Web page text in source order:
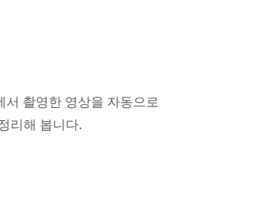
촬영한 영상을 자동으로
리해 봅니다.